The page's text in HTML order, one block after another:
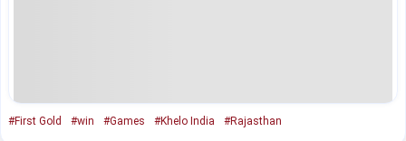
#First Gold #win #Games #Khelo India #Rajasthan